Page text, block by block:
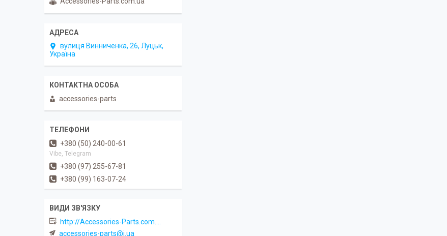
вулиця Винниченка, 26, Луцьк,
Україна
accessories-parts
+380 (50) 240-00-61
Vibe, Telegram
+380 (97) 255-67-81
+380 (99) 163-07-24
http://Accessories-Parts.com.ua
accessories-parts@i.ua